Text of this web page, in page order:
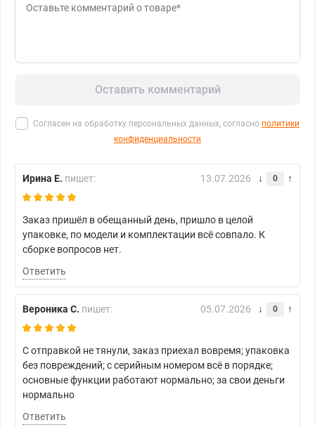
Оставить комментарий
Согласен на обработку персональных данных, согласно политики
конфиденциальности
Ирина Е. пишет: 13.07.2026 0
Заказ пришёл в обещанный день, пришло в целой
упаковке, по модели и комплектации всё совпало. К
сборке вопросов нет.
Ответить
Вероника С. пишет: 05.07.2026 0
С отправкой не тянули, заказ приехал вовремя; упаковка
без повреждений; с серийным номером всё в порядке;
основные функции работают нормально; за свои деньги
нормально
Ответить